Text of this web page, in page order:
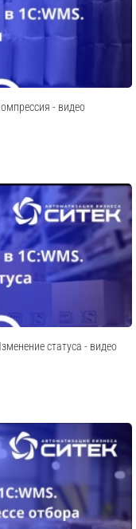
- видео
статуса - видео